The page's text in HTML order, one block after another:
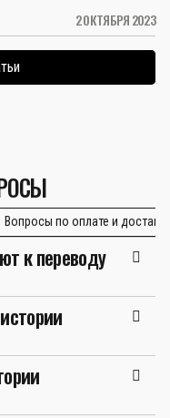
2 ОКТЯБРЯ 2023
Вопросы по оплате и
к переводу